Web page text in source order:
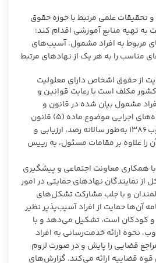
علمی مرتبط با حوزه حقوق
تهیه منابع آموزشی اقدام کند؛
مربوط به افراد مشمول، آسیب‌های
مناسب را به هر یک از نهادهای مرتبط
از حقوق اشخاص دارای معلولیت
مکلف است با رعایت قوانین و
مشمول بیان شده در قانون و
کنوانسیون را در کلیه دستگاه‌های اجرایی موضوع ماده (۵) قانون
مدیریت خدمات کشوری مصوب ۱۳۸۶ به‌طور سالانه رصد، ارزیابی و
علاوه بر مقامات مسئول، به رییس
همکاری معاونت اجتماعی و پیشگیری
نمایندگان نهادهای حمایتی در امور
و با جلب مشارکت تشکل‌های
آن‌ها حمایت از افراد آسیب‌پذیر نظیر
و کودکان است، تشکیل می‌دهد و با
نحوه ارائه خدمت‌رسانی به افراد
قضایی را پایش و در صورت لزوم
قوه قضاییه ارائه می‌کند. گزارش‌های